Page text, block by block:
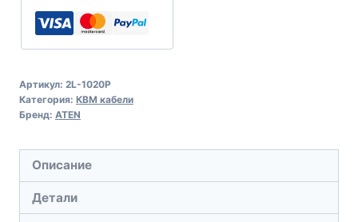
Артикул: 2L-1020P
Категория: КВМ кабели
Бренд: ATEN
Описание
Детали